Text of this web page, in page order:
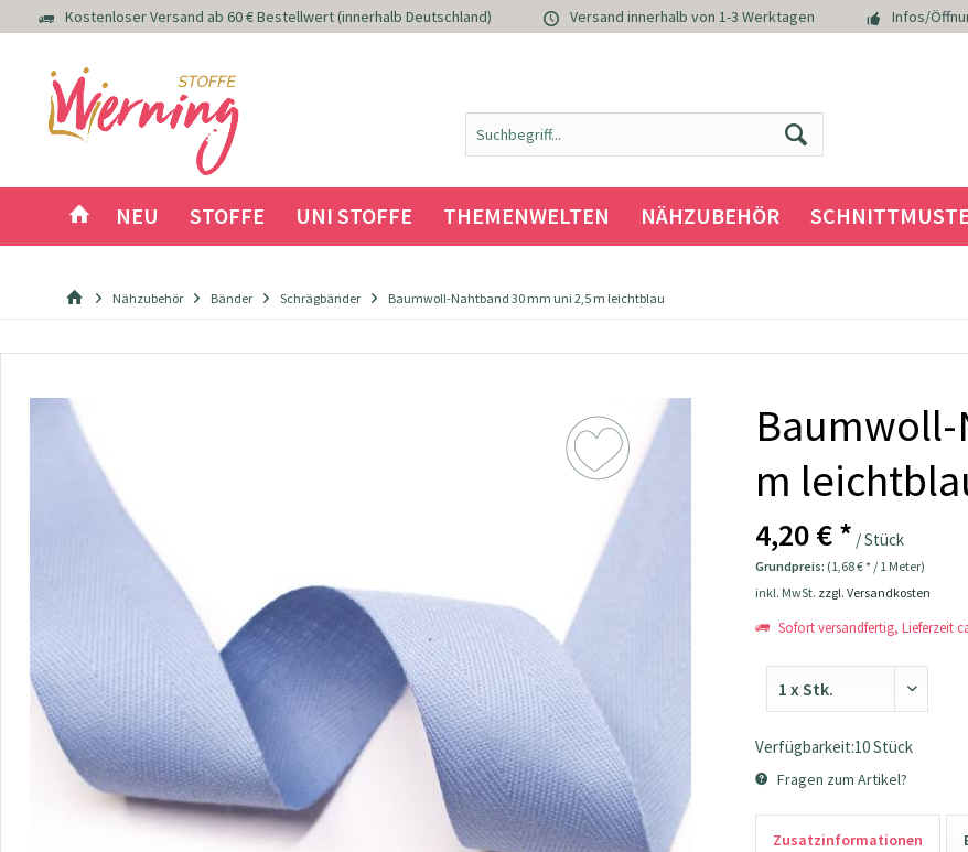
Kostenloser Versand ab 60 € Bestellwert (innerhalb Deutschland) Versand innerhalb von 1-3 Werktagen Infos/
NEU STOFFE UNI STOFFE THEMENWELTEN NÄHZUBEHÖR
Nähzubehör Bänder Schrägbänder Baumwoll-Nahtband 30 mm uni 2,5 m leichtblau
Baumwoll-
m
4,20 € * / Stück
Grundpreis: (1,68 € * / 1 Meter)
inkl. MwSt. zzgl. Versandkosten
Sofort versandfertig, Lieferzeit
Verfügbarkeit:10 Stück
Fragen zum Artikel?
Zusatzinformationen